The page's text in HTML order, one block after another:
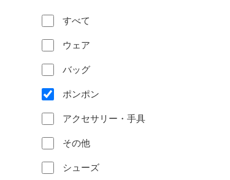
すべて
ウェア
バッグ
ポンポン
アクセサリー・手具
その他
シューズ